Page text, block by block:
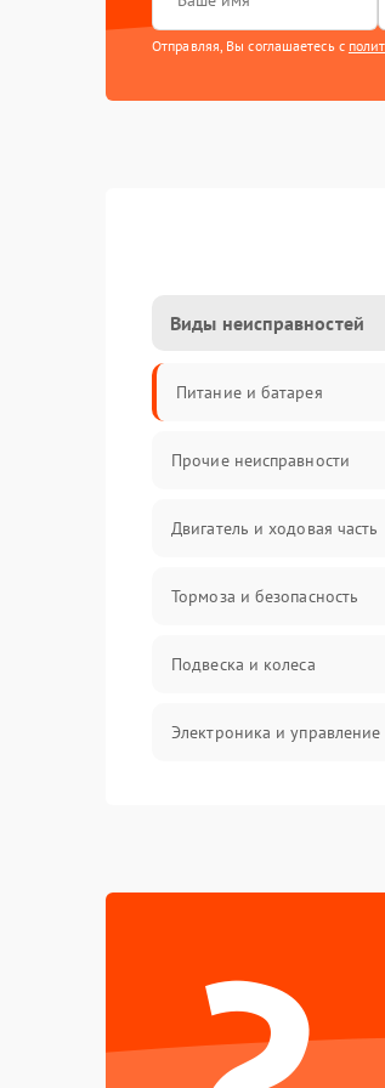
Отправляя, Вы соглашаетесь с
Виды неисправностей
Питание и батарея
Прочие неисправности
Двигатель и ходовая часть
Тормоза и безопасность
Подвеска и колеса
Электроника и управление
Батарея
Механические повреждения